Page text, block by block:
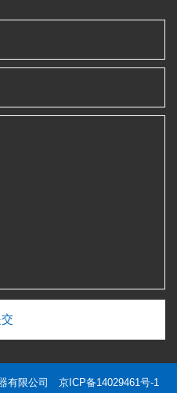
有限公司 京ICP备14029461号-1